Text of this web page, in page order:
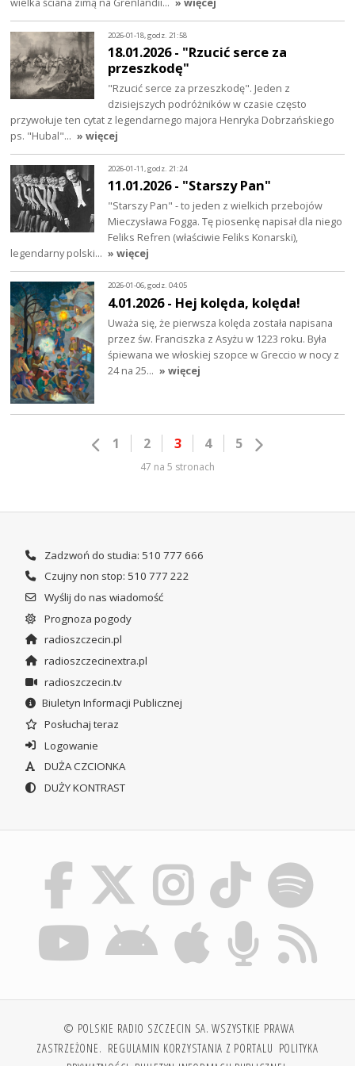
2026-01-18, godz. 21:58
18.01.2026 - "Rzucić serce za
przeszkodę"
"Rzucić serce za przeszkodę". Jeden z
dzisiejszych podróżników w czasie często
przywołuje ten cytat z legendarnego majora Henryka Dobrzańskiego
ps. "Hubal"… » więcej
2026-01-11, godz. 21:24
11.01.2026 - "Starszy Pan"
"Starszy Pan" - to jeden z wielkich przebojów
Mieczysława Fogga. Tę piosenkę napisał dla niego
Feliks Refren (właściwie Feliks Konarski),
legendarny polski… » więcej
2026-01-06, godz. 04:05
4.01.2026 - Hej kolęda, kolęda!
Uważa się, że pierwsza kolęda została napisana
przez św. Franciszka z Asyżu w 1223 roku. Była
śpiewana we włoskiej szopce w Greccio w nocy z
24 na 25… » więcej
1 2 3 4 5
47 na 5 stronach
Zadzwoń do studia: 510 777 666
Czujny non stop: 510 777 222
Wyślij do nas wiadomość
Prognoza pogody
radioszczecin.pl
radioszczecinextra.pl
radioszczecin.tv
Biuletyn Informacji Publicznej
Posłuchaj teraz
Logowanie
DUŻA CZCIONKA
DUŻY KONTRAST
© POLSKIE RADIO SZCZECIN SA. WSZYSTKIE PRAWA
ZASTRZEŻONE. REGULAMIN KORZYSTANIA Z PORTALU POLITYKA